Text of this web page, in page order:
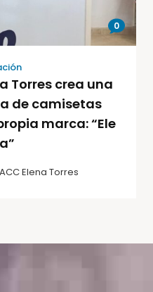
0
Torres crea una
de camisetas
marca: “Ele
ACC Elena Torres